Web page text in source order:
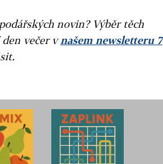
novin? Výběr těch
den večer vnašem newsletteru 7